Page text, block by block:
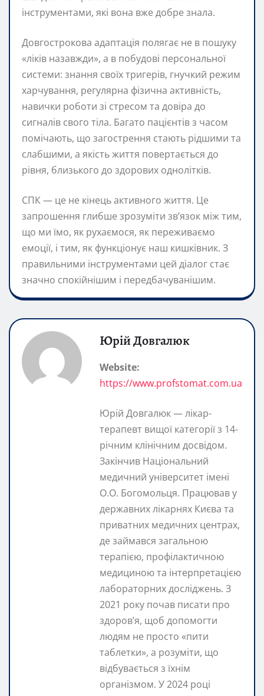
інструментами, які вона вже добре знала.
Довгострокова адаптація полягає не в пошуку
«ліків назавжди», а в побудові персональної
системи: знання своїх тригерів, гнучкий режим
харчування, регулярна фізична активність,
навички роботи зі стресом та довіра до
сигналів свого тіла. Багато пацієнтів з часом
помічають, що загострення стають рідшими та
слабшими, а якість життя повертається до
рівня, близького до здорових однолітків.
СПК — це не кінець активного життя. Це
запрошення глибше зрозуміти зв’язок між тим,
що ми їмо, як рухаємося, як переживаємо
емоції, і тим, як функціонує наш кишківник. З
правильними інструментами цей діалог стає
значно спокійнішим і передбачуванішим.
Юрій Довгалюк
Website:
https://www.profstomat.com.ua
Юрій Довгалюк — лікар-
терапевт вищої категорії з 14-
річним клінічним досвідом.
Закінчив Національний
медичний університет імені
О.О. Богомольця. Працював у
державних лікарнях Києва та
приватних медичних центрах,
де займався загальною
терапією, профілактичною
медициною та інтерпретацією
лабораторних досліджень. З
2021 року почав писати про
здоров’я, щоб допомогти
людям не просто «пити
таблетки», а розуміти, що
відбувається з їхнім
організмом. У 2024 році